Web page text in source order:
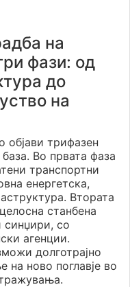
на
фази: од
до
на
објави трифазен
Во првата фаза
транспортни
енергетска,
Втората
станбена
синџири, со
агенции.
долготрајно
на ново поглавје во